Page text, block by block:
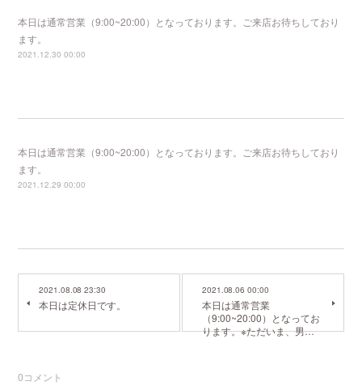
本日は通常営業（9:00~20:00）となっております。ご来店お待ちしており
ます。
2021.12.30 00:00
本日は通常営業（9:00~20:00）となっております。ご来店お待ちしており
ます。
2021.12.29 00:00
2021.08.08 23:30
本日は定休日です。
2021.08.06 00:00
本日は通常営業
（9:00~20:00）となってお
ります。※ただいま、男…
0コメント